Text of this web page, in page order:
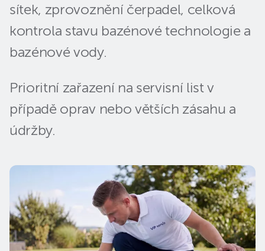
sítek, zprovoznění čerpadel, celková
kontrola stavu bazénové technologie a
bazénové vody.
Prioritní zařazení na servisní list v
případě oprav nebo větších zásahu a
údržby.